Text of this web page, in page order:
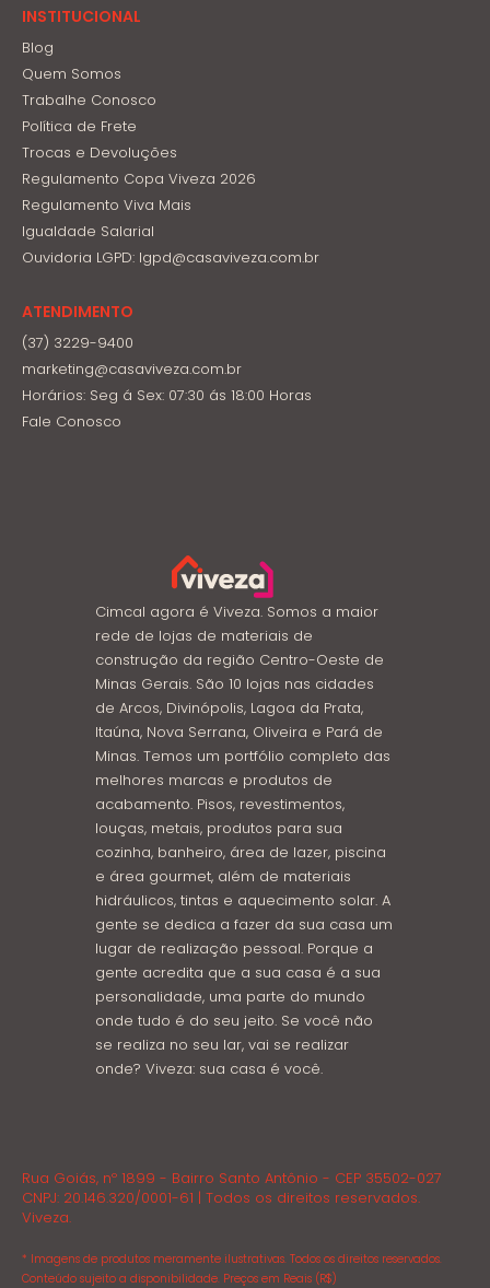
INSTITUCIONAL
Blog
Quem Somos
Trabalhe Conosco
Política de Frete
Trocas e Devoluções
Regulamento Copa Viveza 2026
Regulamento Viva Mais
Igualdade Salarial
Ouvidoria LGPD: lgpd@casaviveza.com.br
ATENDIMENTO
(37) 3229-9400
marketing@casaviveza.com.br
Horários: Seg á Sex: 07:30 ás 18:00 Horas
Fale Conosco
Cimcal agora é Viveza. Somos a maior
rede de lojas de materiais de
construção da região Centro-Oeste de
Minas Gerais. São 10 lojas nas cidades
de Arcos, Divinópolis, Lagoa da Prata,
Itaúna, Nova Serrana, Oliveira e Pará de
Minas. Temos um portfólio completo das
melhores marcas e produtos de
acabamento. Pisos, revestimentos,
louças, metais, produtos para sua
cozinha, banheiro, área de lazer, piscina
e área gourmet, além de materiais
hidráulicos, tintas e aquecimento solar. A
gente se dedica a fazer da sua casa um
lugar de realização pessoal. Porque a
gente acredita que a sua casa é a sua
personalidade, uma parte do mundo
onde tudo é do seu jeito. Se você não
se realiza no seu lar, vai se realizar
onde? Viveza: sua casa é você.
Rua Goiás, nº 1899 - Bairro Santo Antônio - CEP 35502-027
CNPJ: 20.146.320/0001-61 | Todos os direitos reservados.
Viveza.
* Imagens de produtos meramente ilustrativas. Todos os direitos reservados.
Conteúdo sujeito a disponibilidade. Preços em Reais (R$)